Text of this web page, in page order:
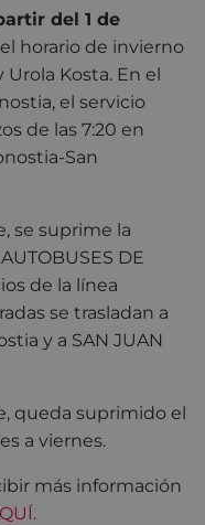
del 1 de
horario de invierno
Kosta. En el
el servicio
de las 7:20 en
San
se suprime la
DE
de la línea
se trasladan a
y a SAN JUAN
queda suprimido el
a viernes.
más información